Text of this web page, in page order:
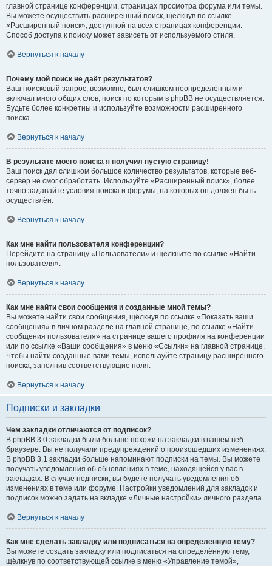
главной странице конференции, страницах просмотра форума или темы.
Вы можете осуществить расширенный поиск, щёлкнув по ссылке
«Расширенный поиск», доступной на всех страницах конференции.
Способ доступа к поиску может зависеть от используемого стиля.
Вернуться к началу
Почему мой поиск не даёт результатов?
Ваш поисковый запрос, возможно, был слишком неопределённым и
включал много общих слов, поиск по которым в phpBB не осуществляется.
Будьте более конкретны и используйте возможности расширенного
поиска.
Вернуться к началу
В результате моего поиска я получил пустую страницу!
Ваш поиск дал слишком большое количество результатов, которые веб-
сервер не смог обработать. Используйте «Расширенный поиск», более
точно задавайте условия поиска и форумы, на которых он должен быть
осуществлён.
Вернуться к началу
Как мне найти пользователя конференции?
Перейдите на страницу «Пользователи» и щёлкните по ссылке «Найти
пользователя».
Вернуться к началу
Как мне найти свои сообщения и созданные мной темы?
Вы можете найти свои сообщения, щёлкнув по ссылке «Показать ваши
сообщения» в личном разделе на главной странице, по ссылке «Найти
сообщения пользователя» на странице вашего профиля на конференции
или по ссылке «Ваши сообщения» в меню «Ссылки» на главной странице.
Чтобы найти созданные вами темы, используйте страницу расширенного
поиска, заполнив соответствующие поля.
Вернуться к началу
Подписки и закладки
Чем закладки отличаются от подписок?
В phpBB 3.0 закладки были больше похожи на закладки в вашем веб-
браузере. Вы не получали предупреждений о произошедших изменениях.
В phpBB 3.1 закладки больше напоминают подписки на темы. Вы можете
получать уведомления об обновлениях в теме, находящейся у вас в
закладках. В случае подписки, вы будете получать уведомления об
изменениях в теме или форуме. Настройки уведомлений для закладок и
подписок можно задать на вкладке «Личные настройки» личного раздела.
Вернуться к началу
Как мне сделать закладку или подписаться на определённую тему?
Вы можете создать закладку или подписаться на определённую тему,
щёлкнув по соответствующей ссылке в меню «Управление темой»,